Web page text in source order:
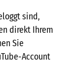
sind,
direkt Ihrem
Sie
Account